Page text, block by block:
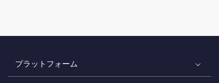
プラットフォーム